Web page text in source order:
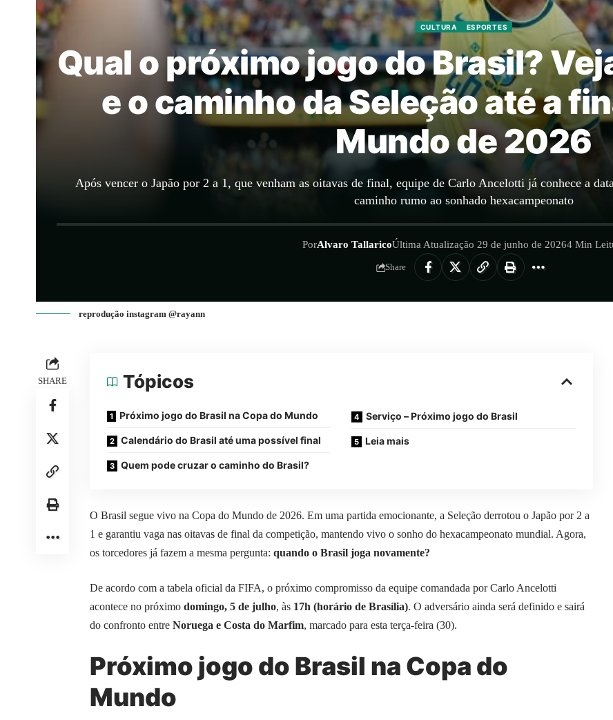
CULTURA ESPORTES
Qual o próximo jogo do Brasil?
e o caminho da Seleção até a
Mundo de 2026
Após vencer o Japão por 2 a 1, que venham as oitavas de final, equipe de Carlo Ancelotti já conhece a
caminho rumo ao sonhado hexacampeonato
PorAlvaro TallaricoÚltima Atualização 29 de junho de 20264 Min
Share
reprodução instagram @rayann
SHARE Tópicos
Próximo jogo do Brasil na Copa do Mundo
Calendário do Brasil até uma possível final
Quem pode cruzar o caminho do Brasil?
Serviço – Próximo jogo do Brasil
Leia mais
O Brasil segue vivo na Copa do Mundo de 2026. Em uma partida emocionante, a Seleção derrotou o Japão por 2 a
1 e garantiu vaga nas oitavas de final da competição, mantendo vivo o sonho do hexacampeonato mundial. Agora,
os torcedores já fazem a mesma pergunta: quando o Brasil joga novamente?
De acordo com a tabela oficial da FIFA, o próximo compromisso da equipe comandada por Carlo Ancelotti
acontece no próximo domingo, 5 de julho, às 17h (horário de Brasília). O adversário ainda será definido e sairá
do confronto entre Noruega e Costa do Marfim, marcado para esta terça-feira (30).
Próximo jogo do Brasil na Copa do
Mundo